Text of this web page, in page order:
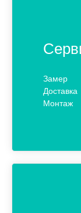
Замер
Доставка
Монтаж